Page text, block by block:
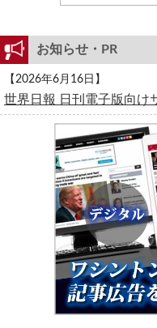
お知らせ・PR
【2026年6月16日】
世界日報 日刊電子版向け